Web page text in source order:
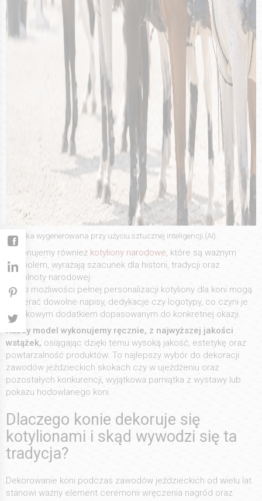
*Grafika wygenerowana przy użyciu sztucznej inteligencji (AI)
Wykonujemy również kotyliony narodowe, które są ważnym
symbolem, wyrażają szacunek dla historii, tradycji oraz
wspólnoty narodowej.
Dzięki możliwości pełnej personalizacji kotyliony dla koni mogą
zawierać dowolne napisy, dedykacje czy logotypy, co czyni je
wyjątkowym dodatkiem dopasowanym do konkretnej okazji.
Każdy model wykonujemy ręcznie, z najwyższej jakości
wstążek, osiągając dzięki temu wysoką jakość, estetykę oraz
powtarzalność produktów. To najlepszy wybór do dekoracji
zawodów jeździeckich skokach czy w ujeżdżeniu oraz
pozostałych konkurencji, wyjątkowa pamiątka z wystawy lub
pokazu hodowlanego koni.
Dlaczego konie dekoruje się
kotylionami i skąd wywodzi się ta
tradycja?
Dekorowanie koni podczas zawodów jeździeckich od wielu lat
stanowi ważny element ceremonii wręczenia nagród oraz